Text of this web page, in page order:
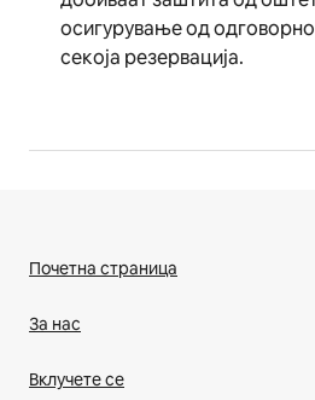
осигурување од
секоја резервација.
Почетна страница
За нас
Вклучете се